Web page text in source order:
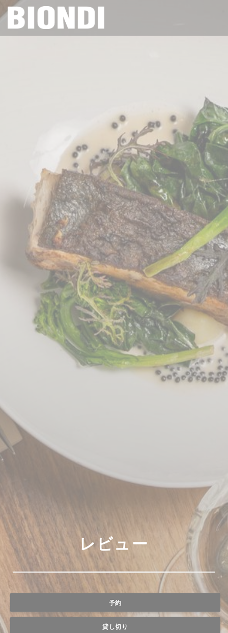
クッキー利用の管理について
レビュー
予約
貸し切り